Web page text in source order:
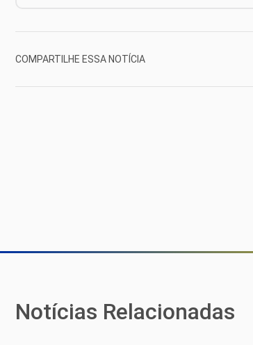
COMPARTILHE ESSA NOTÍCIA
Notícias Relacionadas